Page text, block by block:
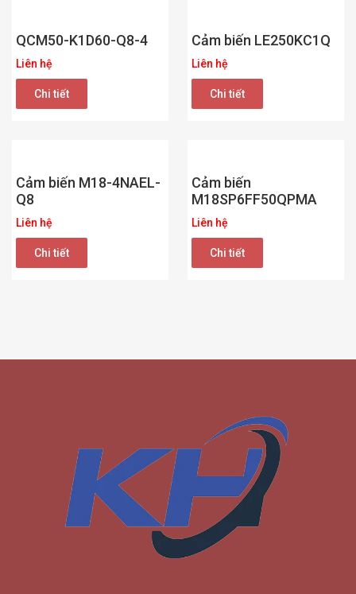
QCM50-K1D60-Q8-4
Liên hệ
Chi tiết
Cảm biến LE250KC1Q
Liên hệ
Chi tiết
Cảm biến M18-4NAEL-
Q8
Liên hệ
Chi tiết
Cảm biến
M18SP6FF50QPMA
Liên hệ
Chi tiết